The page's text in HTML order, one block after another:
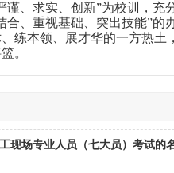
谨、求实、创新”为校训，充
合、重视基础、突出技能”的
练本领、展才华的一方热土
。
现场专业人员（七大员）考试的